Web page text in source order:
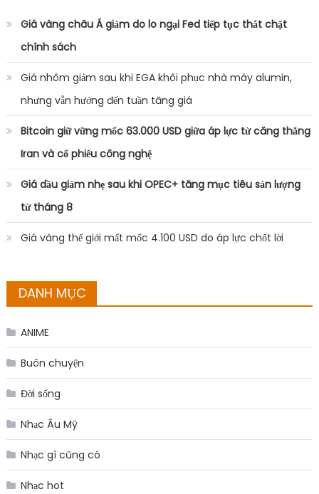
Giá vàng châu Á giảm do lo ngại Fed tiếp tục thắt chặt
chính sách
Giá nhôm giảm sau khi EGA khôi phục nhà máy alumin,
nhưng vẫn hướng đến tuần tăng giá
Bitcoin giữ vững mốc 63.000 USD giữa áp lực từ căng thẳng
Iran và cổ phiếu công nghệ
Giá dầu giảm nhẹ sau khi OPEC+ tăng mục tiêu sản lượng
từ tháng 8
Giá vàng thế giới mất mốc 4.100 USD do áp lực chốt lời
DANH MỤC
ANIME
Buôn chuyện
Đời sống
Nhạc Âu Mỹ
Nhạc gì cũng có
Nhạc hot